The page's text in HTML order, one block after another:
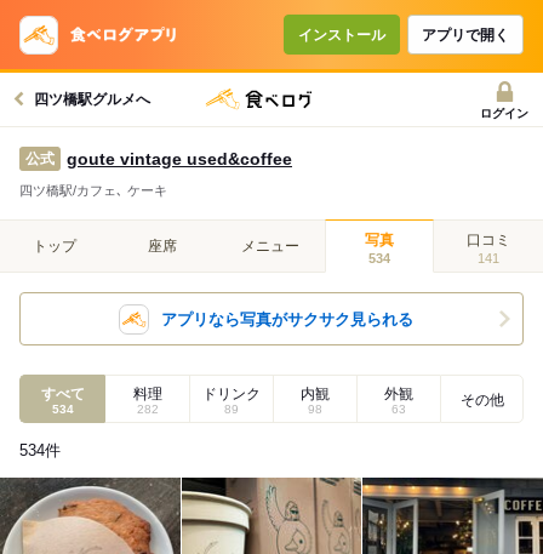
インストール アプリで開く
四ツ橋駅グルメへ
ログイン
公式 goute vintage used&coffee
四ツ橋駅/カフェ､ ケーキ
トップ 座席 メニュー 写真
534
口コミ
141
アプリなら写真がサクサク見られる
すべて
534
料理
282
ドリンク
89
内観
98
外観
63
その他
534件